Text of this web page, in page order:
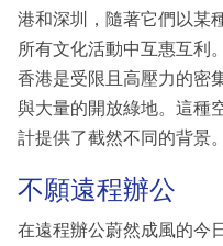
港和深圳，隨著它們以某
所有文化活動中互惠互利
香港是受限且高壓力的密
與大量的開放綠地。這種
計提供了截然不同的背景。
不願遠程辦公
在遠程辦公蔚然成風的今